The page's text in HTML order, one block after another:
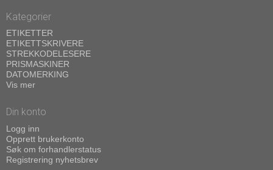
Kategorier
ETIKETTER
ETIKETTSKRIVERE
STREKKODELESERE
PRISMASKINER
DATOMERKING
Vis mer
Din konto
Logg inn
Opprett brukerkonto
Søk om forhandlerstatus
Registrering nyhetsbrev